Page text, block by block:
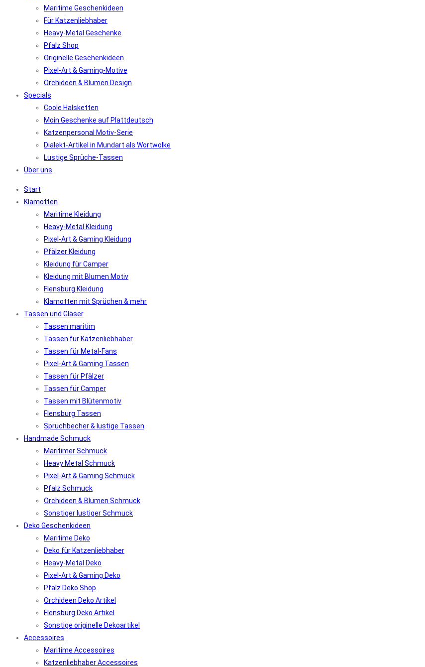
Maritime Geschenkideen
Für Katzenliebhaber
Heavy-Metal Geschenke
Pfalz Shop
Originelle Geschenkideen
Pixel-Art & Gaming-Motive
Orchideen & Blumen Design
Specials
Coole Halsketten
Moin Geschenke auf Plattdeutsch
Katzenpersonal Motiv-Serie
Dialekt-Artikel in Mundart als Wortwolke
Lustige Sprüche-Tassen
Über uns
Start
Klamotten
Maritime Kleidung
Heavy-Metal Kleidung
Pixel-Art & Gaming Kleidung
Pfälzer Kleidung
Kleidung für Camper
Kleidung mit Blumen Motiv
Flensburg Kleidung
Klamotten mit Sprüchen & mehr
Tassen und Gläser
Tassen maritim
Tassen für Katzenliebhaber
Tassen für Metal-Fans
Pixel-Art & Gaming Tassen
Tassen für Pfälzer
Tassen für Camper
Tassen mit Blütenmotiv
Flensburg Tassen
Spruchbecher & lustige Tassen
Handmade Schmuck
Maritimer Schmuck
Heavy Metal Schmuck
Pixel-Art & Gaming Schmuck
Pfalz Schmuck
Orchideen & Blumen Schmuck
Sonstiger lustiger Schmuck
Deko Geschenkideen
Maritime Deko
Deko für Katzenliebhaber
Heavy-Metal Deko
Pixel-Art & Gaming Deko
Pfalz Deko Shop
Orchideen Deko Artikel
Flensburg Deko Artikel
Sonstige originelle Dekoartikel
Accessoires
Maritime Accessoires
Katzenliebhaber Accessoires